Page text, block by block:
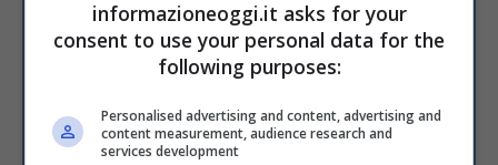
informazioneoggi.it asks for your
consent to use your personal data for the
following purposes:
Personalised advertising and content, advertising and
content measurement, audience research and
services development